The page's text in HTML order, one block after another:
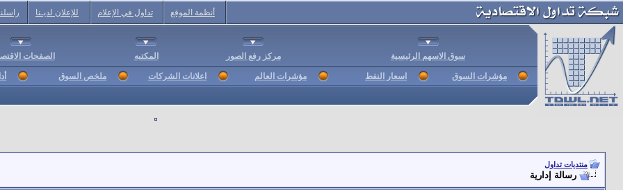
أنظمة الموقع تداول في الإعلام للإعلان لديـنا
سوق الاسهم الرئيسية مركز رفع الصور المكتبه الصفحات
مؤشرات السوق اسعار النفط مؤشرات العالم اعلانات الشركات ملخص السوق
منتديات تداول
رسالة إدارية